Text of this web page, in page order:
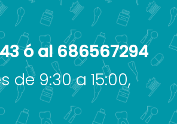
ó al 686567294
de 9:30 a 15:00,